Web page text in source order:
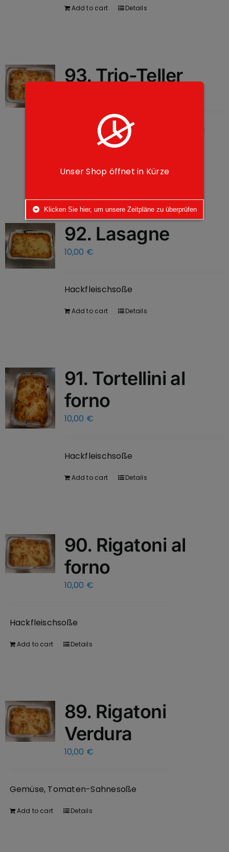
Add to cart Details
93. Trio-Teller
3 different types of pasta, minced
meat sauce
Add to cart Details
92. Lasagne
10,00 €
Hackfleischsoße
Add to cart Details
91. Tortellini al
forno
10,00 €
Hackfleischsoße
Add to cart Details
90. Rigatoni al
forno
10,00 €
Hackfleischsoße
Add to cart Details
89. Rigatoni
Verdura
10,00 €
Gemüse, Tomaten-Sahnesoße
Add to cart Details
Unser Shop öffnet in Kürze
Klicken Sie hier, um unsere Zeitpläne zu überprüfen